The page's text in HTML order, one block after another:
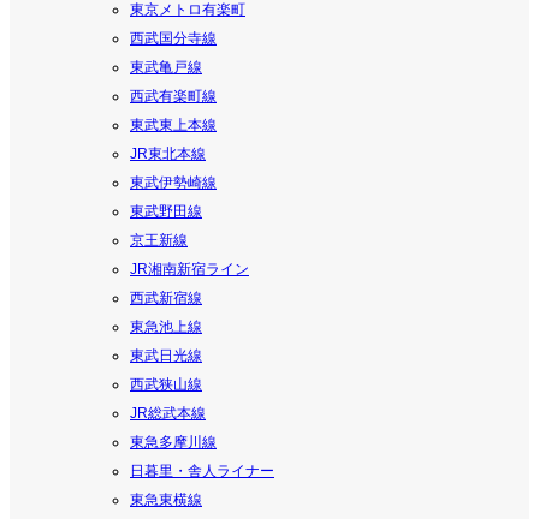
東京メトロ有楽町
西武国分寺線
東武亀戸線
西武有楽町線
東武東上本線
JR東北本線
東武伊勢崎線
東武野田線
京王新線
JR湘南新宿ライン
西武新宿線
東急池上線
東武日光線
西武狭山線
JR総武本線
東急多摩川線
日暮里・舎人ライナー
東急東横線